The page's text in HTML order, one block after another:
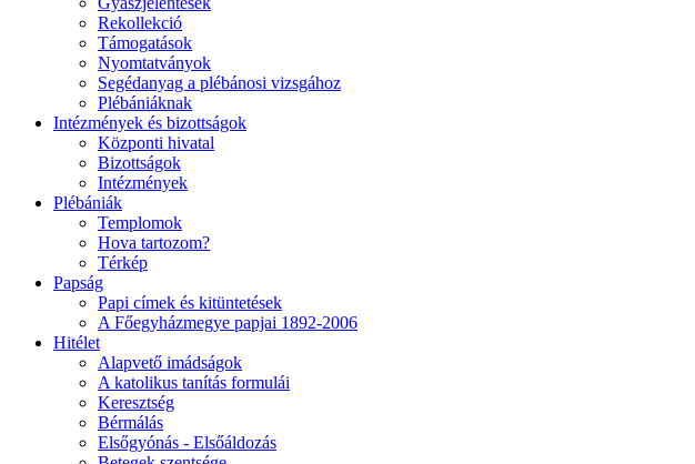
Rekollekció
Támogatások
Nyomtatványok
Segédanyag a plébánosi vizsgához
Plébániáknak
Intézmények és bizottságok
Központi hivatal
Bizottságok
Intézmények
Plébániák
Templomok
Hova tartozom?
Térkép
Papság
Papi címek és kitüntetések
A Főegyházmegye papjai 1892-2006
Hitélet
Alapvető imádságok
A katolikus tanítás formulái
Keresztség
Bérmálás
Elsőgyónás - Elsőáldozás